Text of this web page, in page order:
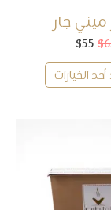
جار
$ السعر
هو:
$65.
$55
هو:
$55.
الخيارات